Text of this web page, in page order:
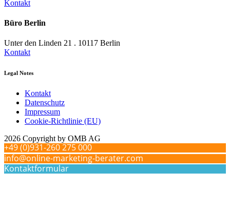
Kontakt
Büro Berlin
Unter den Linden 21 . 10117 Berlin
Kontakt
Legal Notes
Kontakt
Datenschutz
Impressum
Cookie-Richtlinie (EU)
2026 Copyright by OMB AG
+49 (0)931-260 275 000
info@online-marketing-berater.com
Kontaktformular